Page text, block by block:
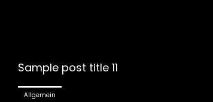
Sample post title 11
Allgemein